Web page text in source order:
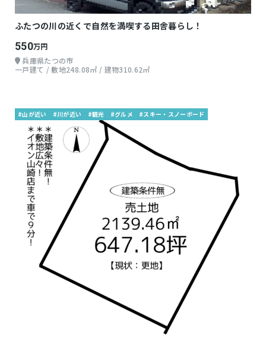
ふたつの川の近くで自然を満喫する田舎暮らし！
550万円
兵庫県たつの市
一戸建て / 敷地248.08㎡ / 建物310.62㎡
#山が近い #川が近い #観光 #グルメ #スキー・スノーボード